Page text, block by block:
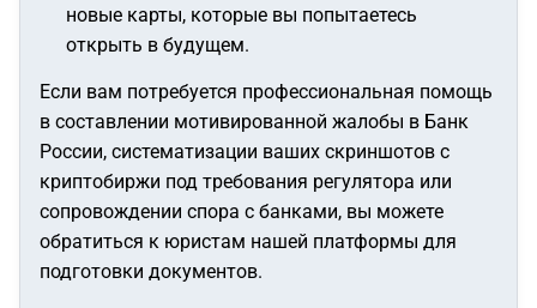
новые карты, которые вы попытаетесь
открыть в будущем.
Если вам потребуется профессиональная помощь
в составлении мотивированной жалобы в Банк
России, систематизации ваших скриншотов с
криптобиржи под требования регулятора или
сопровождении спора с банками, вы можете
обратиться к юристам нашей платформы для
подготовки документов.